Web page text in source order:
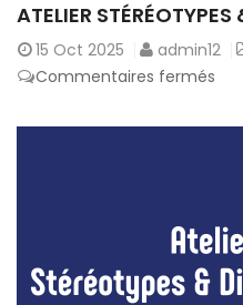
ATELIER
15 Oct 2025 admin12
Commentaires fermés